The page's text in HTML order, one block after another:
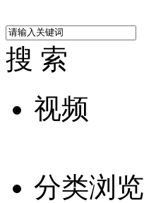
搜 索
视频
分类浏览